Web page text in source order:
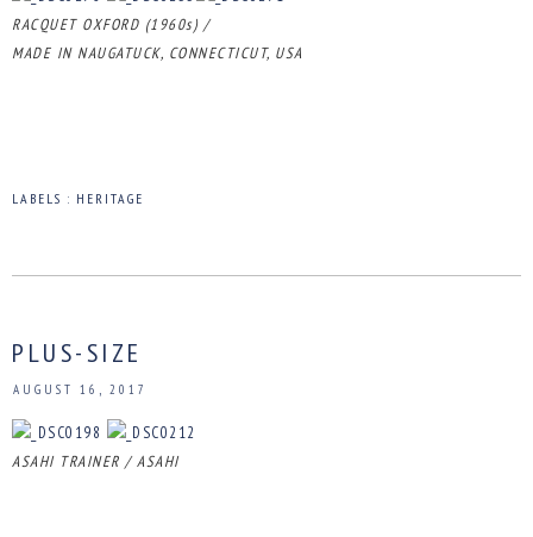
RACQUET OXFORD (1960s) /
MADE IN NAUGATUCK, CONNECTICUT, USA
LABELS : HERITAGE
PLUS-SIZE
AUGUST 16, 2017
ASAHI TRAINER / ASAHI